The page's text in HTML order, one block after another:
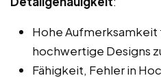
Hohe Aufmerksamkeit
hochwertige Designs
Fähigkeit, Fehler in